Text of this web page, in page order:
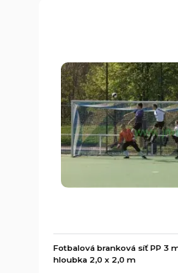
Fotbalová branková síť PP 3
hloubka 2,0 x 2,0 m